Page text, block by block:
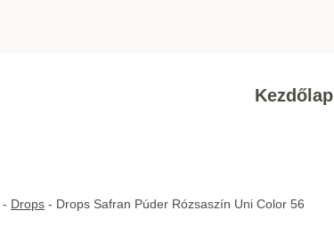
Kezdőlap
- Drops - Drops Safran Púder Rózsaszín Uni Color 56